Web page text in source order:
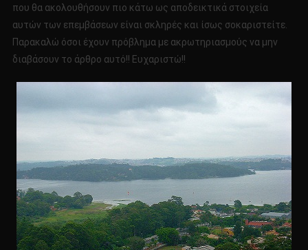
που θα ακολουθήσουν πιο κάτω ως αποδεικτικά στοιχεία
αυτών των επεμβάσεων είναι σκληρές και ίσως σοκαριστείτε.
Παρακαλώ όσοι έχουν πρόβλημα με ακρωτηριασμούς να μην
διαβάσουν το άρθρο αυτό!! Ευχαριστώ!!